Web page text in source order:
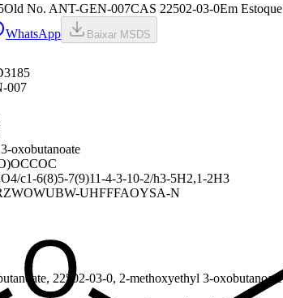
Old No. ANT-GEN-007CAS 22502-03-0Em Estoque
WhatsApp Baixar MSDS
007
oxobutanoate
c1-6(8)5-7(9)11-4-3-10-2/h3-5H2,1-2H3
UHFFFAOYSA-N
22502-03-0, 2-methoxyethyl 3-oxobutanoate